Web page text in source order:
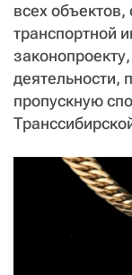
всех
транспортной
деятельности,
пропускную